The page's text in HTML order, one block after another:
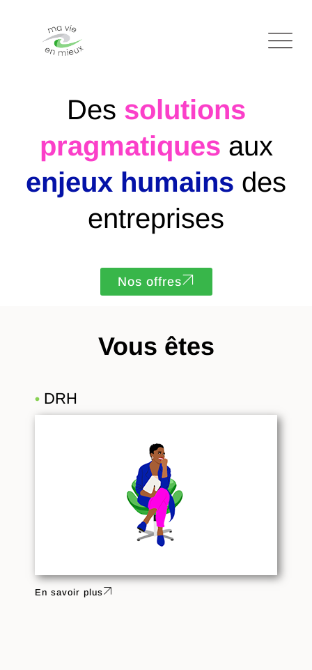
Des solutions
pragmatiques aux
enjeux humains des
entreprises
Nos offres
Vous êtes
• DRH
En savoir plus